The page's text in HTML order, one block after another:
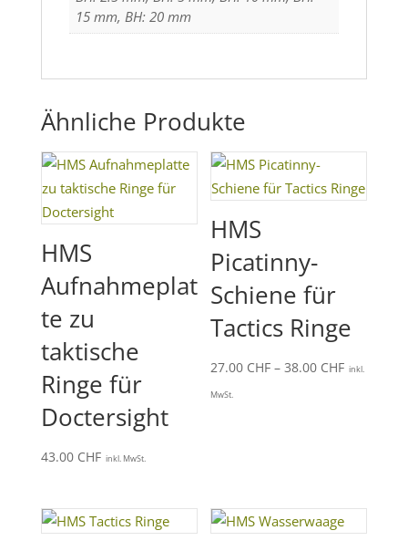
15 mm, BH: 20 mm
Ähnliche Produkte
HMS
Aufnahmeplat
te zu
taktische
Ringe für
Doctersight
43.00 CHF inkl. MwSt.
HMS
Picatinny-
Schiene für
Tactics Ringe
27.00 CHF –38.00 CHF inkl.
MwSt.